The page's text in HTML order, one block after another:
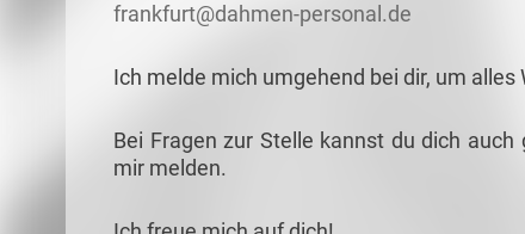
frankfurt@dahmen-personal.de
Ich melde mich umgehend bei dir, um alles
Bei Fragen zur Stelle kannst du dich
mir melden.